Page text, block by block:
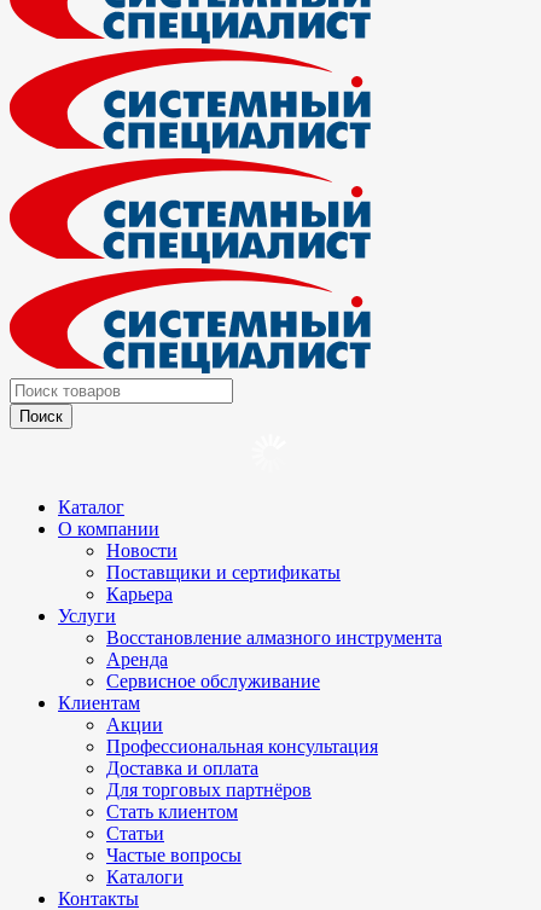
Каталог
О компании
Новости
Поставщики и сертификаты
Карьера
Услуги
Восстановление алмазного инструмента
Аренда
Сервисное обслуживание
Клиентам
Акции
Профессиональная консультация
Доставка и оплата
Для торговых партнёров
Стать клиентом
Статьи
Частые вопросы
Каталоги
Контакты